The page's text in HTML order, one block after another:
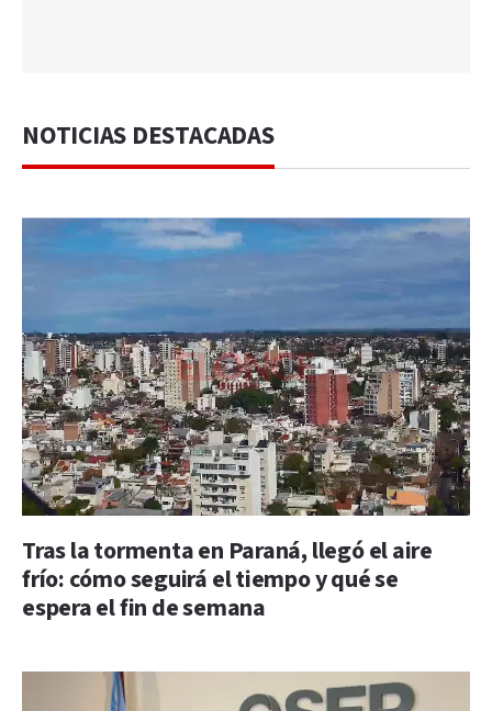
NOTICIAS DESTACADAS
Tras la tormenta en Paraná, llegó el aire
frío: cómo seguirá el tiempo y qué se
espera el fin de semana